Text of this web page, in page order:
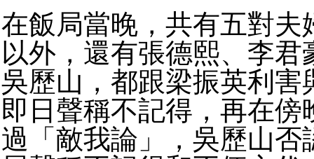
在飯局當晚，共有五對夫
以外，還有張德熙、李君
吳歷山，都跟梁振英利害
即日聲稱不記得，再在傍
過「敵我論」，吳歷山否